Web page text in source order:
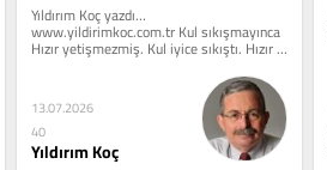
Yıldırım Koç yazdı…
www.yildirimkoc.com.tr Kul sıkışmayınca
Hızır yetişmezmiş. Kul iyice sıkıştı. Hızır
da Atatürkçülük, Kemalizm. Türkiye...
13.07.2026
40
Yıldırım Koç